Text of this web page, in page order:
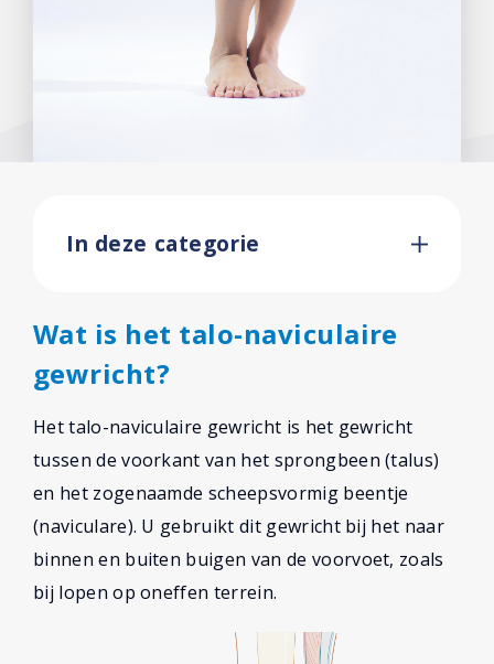
In deze categorie
Wat is het talo-naviculaire
gewricht?
Het talo-naviculaire gewricht is het gewricht
tussen de voorkant van het sprongbeen (talus)
en het zogenaamde scheepsvormig beentje
(naviculare). U gebruikt dit gewricht bij het naar
binnen en buiten buigen van de voorvoet, zoals
bij lopen op oneffen terrein.